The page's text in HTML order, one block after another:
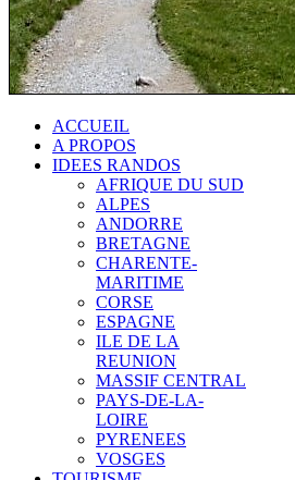
ACCUEIL
A PROPOS
IDEES RANDOS
AFRIQUE DU SUD
ALPES
ANDORRE
BRETAGNE
CHARENTE-
MARITIME
CORSE
ESPAGNE
ILE DE LA
REUNION
MASSIF CENTRAL
PAYS-DE-LA-
LOIRE
PYRENEES
VOSGES